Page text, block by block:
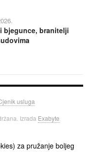
bjegunce, branitelji
usluga
Izrada Exabyte
za pružanje boljeg